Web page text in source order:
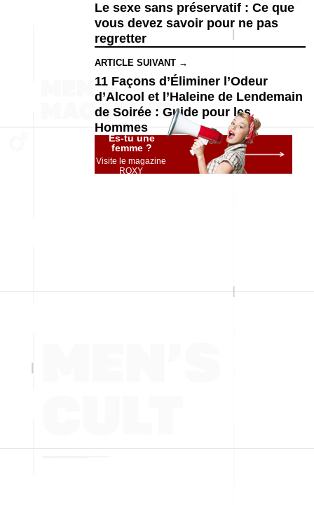
Le sexe sans préservatif : Ce que
vous devez savoir pour ne pas
regretter
ARTICLE SUIVANT →
11 Façons d’Éliminer l’Odeur
d’Alcool et l’Haleine de Lendemain
de Soirée : Guide pour les
Hommes
Es-tu une
femme ?
Visite le magazine
ROXY